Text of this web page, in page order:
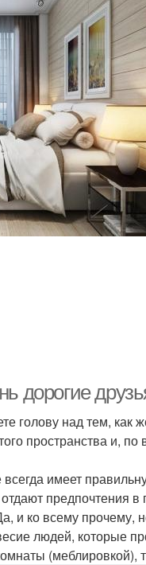
дорогие
голову над тем, как
пространства и,
имеет
предпочтения в
и ко всему прочему,
людей, которые
(меблировкой),